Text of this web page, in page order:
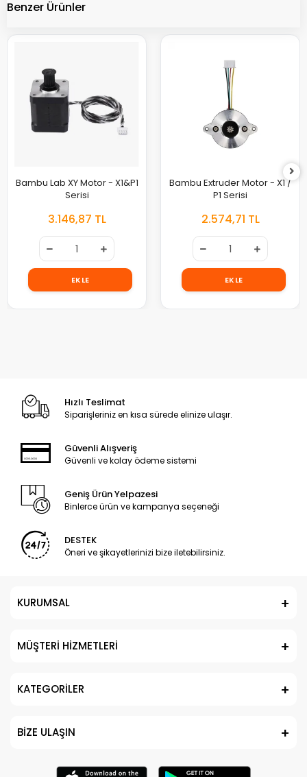
Benzer Ürünler
Bambu Lab XY Motor - X1&P1
Serisi
3.146,87 TL
EKLE
Bambu Extruder Motor - X1 /
P1 Serisi
2.574,71 TL
EKLE
Hızlı Teslimat
Siparişleriniz en kısa sürede elinize ulaşır.
Güvenli Alışveriş
Güvenli ve kolay ödeme sistemi
Geniş Ürün Yelpazesi
Binlerce ürün ve kampanya seçeneği
DESTEK
Öneri ve şikayetlerinizi bize iletebilirsiniz.
KURUMSAL
MÜŞTERİ HİZMETLERİ
KATEGORİLER
BİZE ULAŞIN